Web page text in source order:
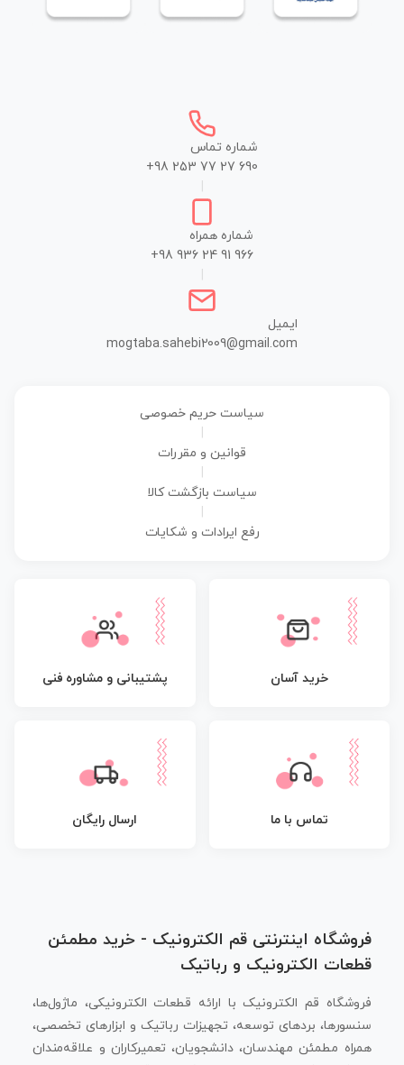
شماره تماس
+98 253 77 27 690
شماره همراه
+98 936 24 91 966
ایمیل
mogtaba.sahebi2009@gmail.com
سیاست حریم خصوصی
قوانین و مقررات
سیاست بازگشت کالا
رفع ایرادات و شکایات
خرید آسان پشتیبانی و مشاوره فنی
تماس با ما ارسال رایگان
فروشگاه اینترنتی قم الکترونیک - خرید مطمئن
قطعات الکترونیک و رباتیک
فروشگاه قم الکترونیک با ارائه قطعات الکترونیکی، ماژول‌ها،
سنسورها، بردهای توسعه، تجهیزات رباتیک و ابزارهای تخصصی،
همراه مطمئن مهندسان، دانشجویان، تعمیرکاران و علاقه‌مندان